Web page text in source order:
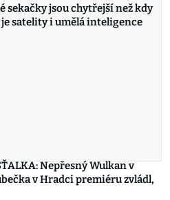
sekačky jsou chytřejší než kdy
satelity i umělá inteligence
Nepřesný Wulkan v
v Hradci premiéru zvládl,